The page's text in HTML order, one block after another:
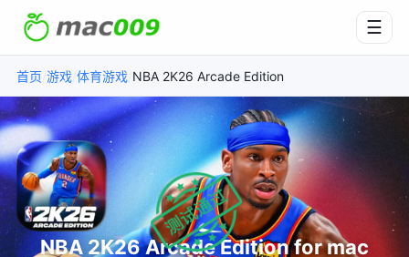
☰
首页 游戏/ 体育游戏/ NBA 2K26 Arcade Edition
NBA 2K26 Arcade Edition for mac